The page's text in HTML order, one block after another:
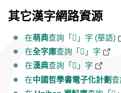
其它漢字網路資源
在萌典查詢「𥳈」字 (華語)
在全字庫查詢「𥳈」字
在漢典查詢「𥳈」字
在中國哲學書電子化計劃查